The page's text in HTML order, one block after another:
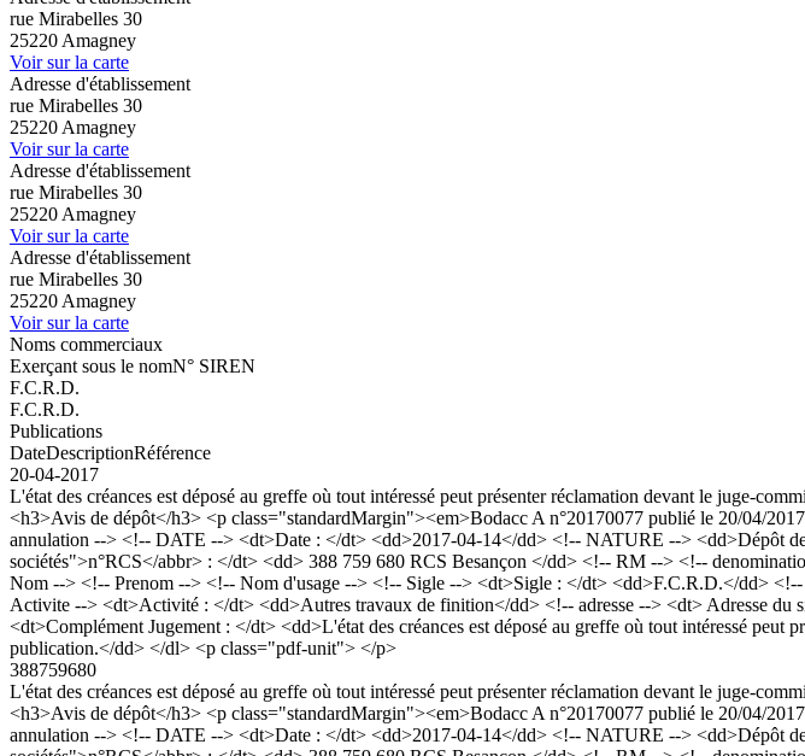
rue Mirabelles 30
25220 Amagney
Voir sur la carte
Adresse d'établissement
rue Mirabelles 30
25220 Amagney
Voir sur la carte
Adresse d'établissement
rue Mirabelles 30
25220 Amagney
Voir sur la carte
Adresse d'établissement
rue Mirabelles 30
25220 Amagney
Voir sur la carte
Noms commerciaux
Exerçant sous le nomN° SIREN
F.C.R.D.
F.C.R.D.
Publications
DateDescriptionRéférence
20-04-2017
L'état des créances est déposé au greffe où tout intéressé peut présenter réclamation devant le juge-
<h3>Avis de dépôt</h3> <p class="standardMargin"><em>Bodacc A n°20170077 publié le 20/04/
annulation --> <!-- DATE --> <dt>Date : </dt> <dd>2017-04-14</dd> <!-- NATURE --> <dd>Dépôt
sociétés">n°RCS</abbr> : </dt> <dd> 388 759 680 RCS Besançon </dd> <!-- RM --> <!--
Nom --> <!-- Prenom --> <!-- Nom d'usage --> <!-- Sigle --> <dt>Sigle : </dt> <dd>F.C.R.D.</dd>
Activite --> <dt>Activité : </dt> <dd>Autres travaux de finition</dd> <!-- adresse --> <dt> Adresse
<dt>Complément Jugement : </dt> <dd>L'état des créances est déposé au greffe où tout intéressé peut
publication.</dd> </dl> <p class="pdf-unit"> </p>
388759680
L'état des créances est déposé au greffe où tout intéressé peut présenter réclamation devant le juge-
<h3>Avis de dépôt</h3> <p class="standardMargin"><em>Bodacc A n°20170077 publié le 20/04/
annulation --> <!-- DATE --> <dt>Date : </dt> <dd>2017-04-14</dd> <!-- NATURE --> <dd>Dépôt